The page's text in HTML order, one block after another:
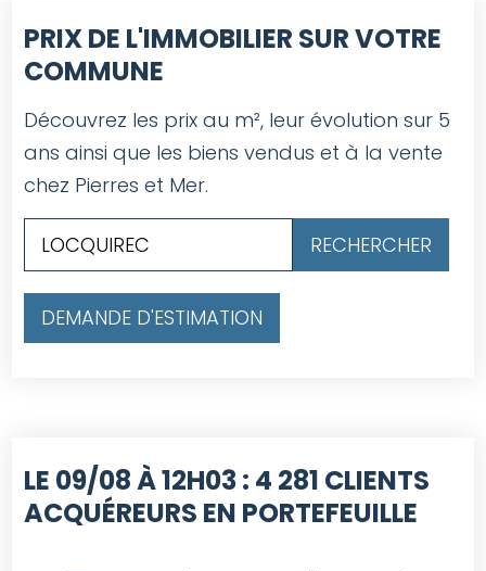
PRIX DE L'IMMOBILIER SUR VOTRE
COMMUNE
Découvrez les prix au m², leur évolution sur 5
ans ainsi que les biens vendus et à la vente
chez Pierres et Mer.
DEMANDE D'ESTIMATION
LE 09/08 À 12H03 : 4 281 CLIENTS
ACQUÉREURS EN PORTEFEUILLE